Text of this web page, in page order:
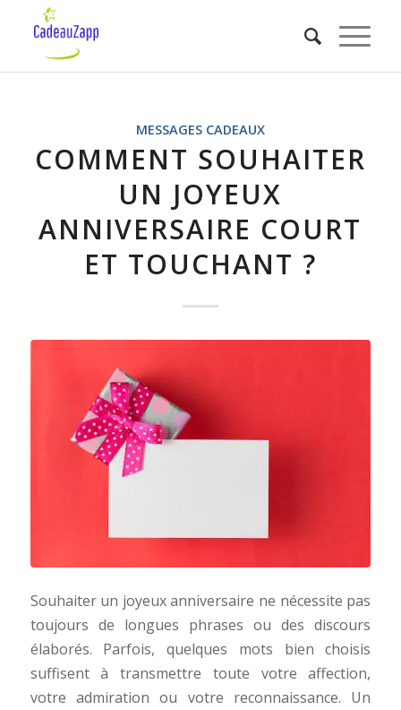
MESSAGES CADEAUX
COMMENT SOUHAITER
UN JOYEUX
ANNIVERSAIRE COURT
ET TOUCHANT ?
Souhaiter un joyeux anniversaire ne nécessite pas
toujours de longues phrases ou des discours
élaborés. Parfois, quelques mots bien choisis
suffisent à transmettre toute votre affection,
votre admiration ou votre reconnaissance. Un